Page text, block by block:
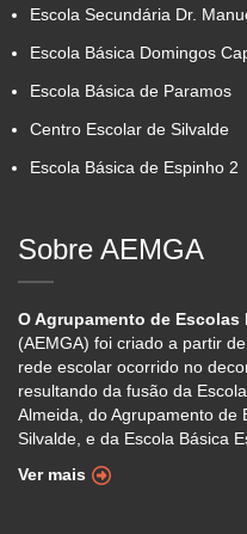
Escola Secundária Dr.
Escola Básica Domingos
Escola Básica de Paramos
Centro Escolar de Silvalde
Escola Básica de Espinho 2
Sobre AEMGA
O Agrupamento de Escolas
(AEMGA) foi criado a partir
rede escolar ocorrido no
resultando da fusão da
Almeida, do Agrupamento de
Silvalde, e da Escola Básica
Ver mais